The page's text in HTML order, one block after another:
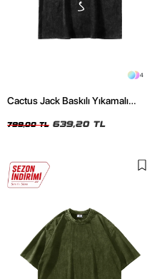
4
Cactus Jack Baskılı Yıkamalı
799,00 TL 639,20 TL